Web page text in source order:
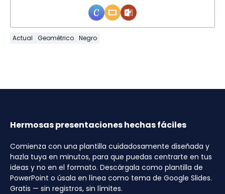
Actual Geométrico Negro
Hermosas presentaciones hechas fáciles
Comienza con una plantilla cuidadosamente diseñada y
hazla tuya en minutos, para que puedas centrarte en tus
ideas y no en el formato. Descárgala como plantilla de
PowerPoint o úsala en línea como tema de Google Slides.
Gratis — sin registros, sin límites.